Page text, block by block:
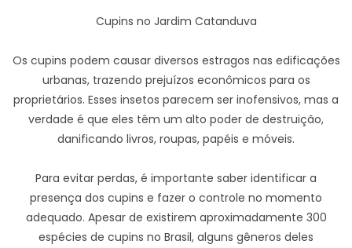
Cupins no Jardim Catanduva
Os cupins podem causar diversos estragos nas edificações
urbanas, trazendo prejuízos econômicos para os
proprietários. Esses insetos parecem ser inofensivos, mas a
verdade é que eles têm um alto poder de destruição,
danificando livros, roupas, papéis e móveis.
Para evitar perdas, é importante saber identificar a
presença dos cupins e fazer o controle no momento
adequado. Apesar de existirem aproximadamente 300
espécies de cupins no Brasil, alguns gêneros deles